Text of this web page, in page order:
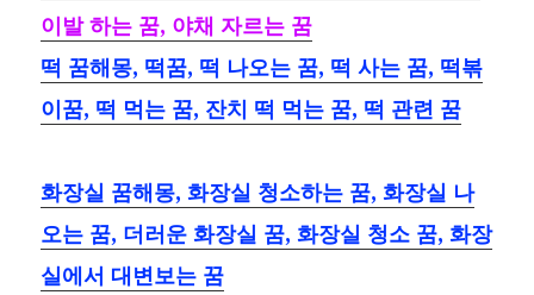
이발 하는 꿈, 야채 자르는 꿈
떡 꿈해몽, 떡꿈, 떡 나오는 꿈, 떡 사는 꿈, 떡볶
이꿈, 떡 먹는 꿈, 잔치 떡 먹는 꿈, 떡 관련 꿈
화장실 꿈해몽, 화장실 청소하는 꿈, 화장실 나
오는 꿈, 더러운 화장실 꿈, 화장실 청소 꿈, 화장
실에서 대변보는 꿈